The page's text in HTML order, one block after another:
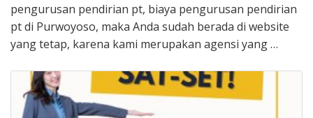
pengurusan pendirian pt, biaya pengurusan pendirian
pt di Purwoyoso, maka Anda sudah berada di website
yang tetap, karena kami merupakan agensi yang …